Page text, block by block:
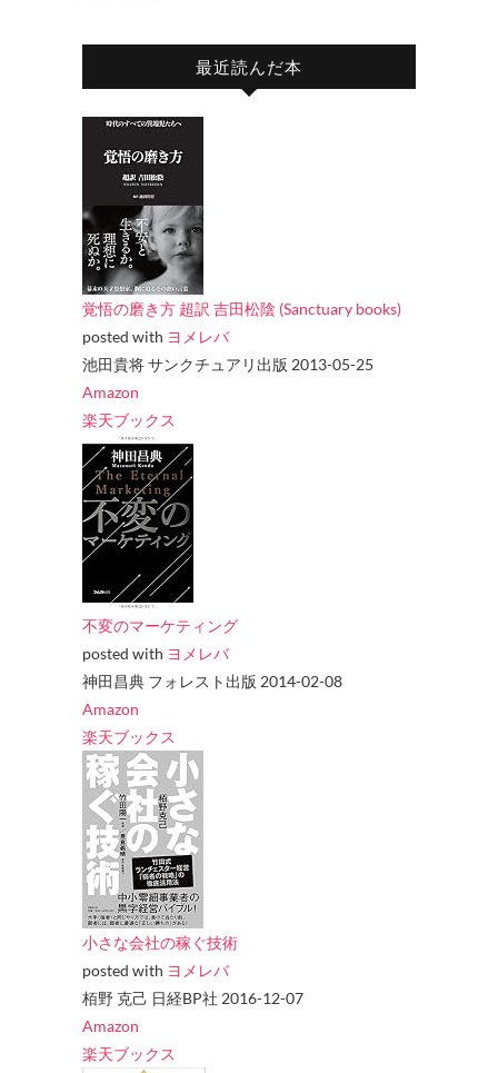
最近読んだ本
覚悟の磨き方 超訳 吉田松陰 (Sanctuary books)
posted with ヨメレバ
池田貴将 サンクチュアリ出版 2013-05-25
Amazon
楽天ブックス
不変のマーケティング
posted with ヨメレバ
神田昌典 フォレスト出版 2014-02-08
Amazon
楽天ブックス
小さな会社の稼ぐ技術
posted with ヨメレバ
栢野 克己 日経BP社 2016-12-07
Amazon
楽天ブックス